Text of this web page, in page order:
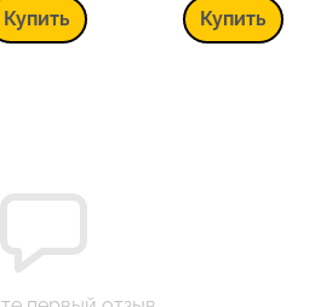
PA++++, 50 мл
Купить
Hyal Reyouth
SPF 50+ / PA++++,
Купить